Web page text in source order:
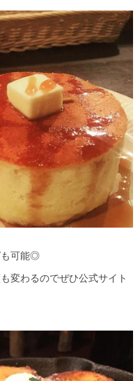
も可能◎
変わるのでぜひ公式サイト